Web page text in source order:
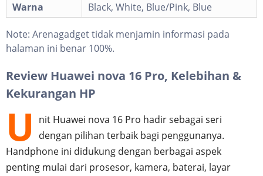
Warna Black, White, Blue/Pink, Blue
Note: Arenagadget tidak menjamin informasi pada
halaman ini benar 100%.
Review Huawei nova 16 Pro, Kelebihan &
Kekurangan HP
U
nit Huawei nova 16 Pro hadir sebagai seri
dengan pilihan terbaik bagi penggunanya.
Handphone ini didukung dengan berbagai aspek
penting mulai dari prosesor, kamera, baterai, layar